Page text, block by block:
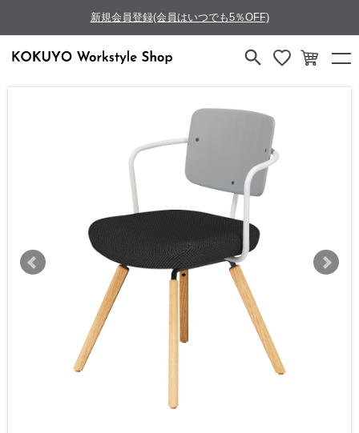
新規会員登録(会員はいつでも5％OFF)